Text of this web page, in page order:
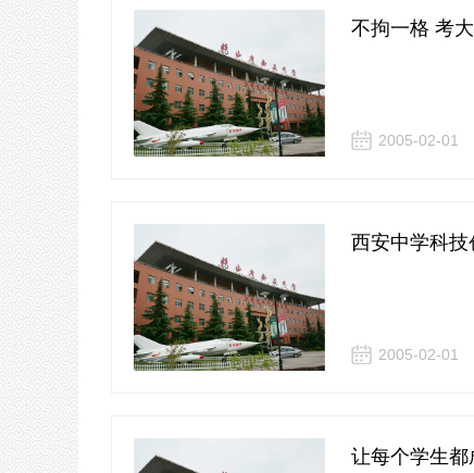
不拘一格 考
2005-02-01
西安中学科
2005-02-01
让每个学生都